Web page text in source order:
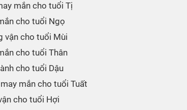
mắn cho tuổi Tị
cho tuổi Ngọ
vận cho tuổi Mùi
cho tuổi Thân
cho tuổi Dậu
mắn cho tuổi Tuất
cho tuổi Hợi